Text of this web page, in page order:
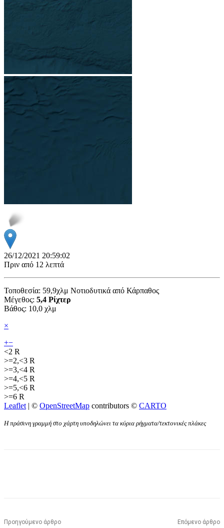
26/12/2021 20:59:02
Πριν από 12 λεπτά
Τοποθεσία: 59,9χλμ Νοτιοδυτικά από Κάρπαθος
Μέγεθος: 5,4 Ρίχτερ
Βάθος: 10,0 χλμ
×
+−
<2 R
>=2,<3 R
>=3,<4 R
>=4,<5 R
>=5,<6 R
>=6 R
Leaflet | © OpenStreetMap contributors © CARTO
Η πράσινη γραμμή στο χάρτη υποδηλώνει τα κύρια ρήγματα/τεκτονικές πλάκες
Προηγούμενο άρθρο Επόμενο άρθρο